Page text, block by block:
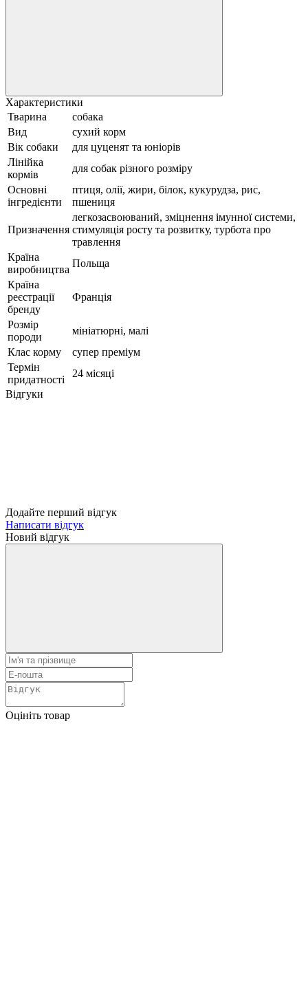
Характеристики
Тварина
собака
Вид
сухий корм
Вік собаки
для цуценят та юніорів
Лінійка
кормів
для собак різного розміру
Основні
інгредієнти
птиця, олії, жири, білок, кукурудза, рис,
пшениця
Призначення
легкозасвоюваний, зміцнення імунної системи,
стимуляція росту та розвитку, турбота про
травлення
Країна
виробництва
Польща
Країна
реєстрації
бренду
Франція
Розмір
породи
мініатюрні, малі
Клас корму
супер преміум
Термін
придатності
24 місяці
Відгуки
Додайте перший відгук
Написати відгук
Новий відгук
Оцініть товар